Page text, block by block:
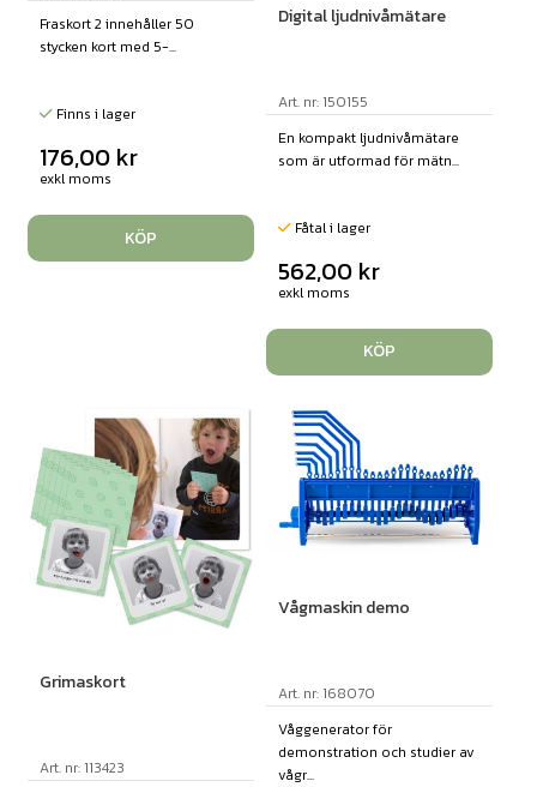
Fraskort 2 innehåller 50
stycken kort med 5-...
Finns i lager
176,00 kr
exkl moms
KÖP
Digital ljudnivåmätare
Art. nr: 150155
En kompakt ljudnivåmätare
som är utformad för mätn...
Fåtal i lager
562,00 kr
exkl moms
KÖP
Grimaskort
Art. nr: 113423
Vågmaskin demo
Art. nr: 168070
Våggenerator för
demonstration och studier av
vågr...